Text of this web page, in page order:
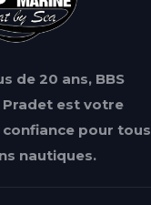
de 20 ans, BBS
Pradet est votre
pour tous
nautiques.